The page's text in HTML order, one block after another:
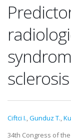
sclerosis
Ciftci I.,Gunduz T.,
34th Congress of